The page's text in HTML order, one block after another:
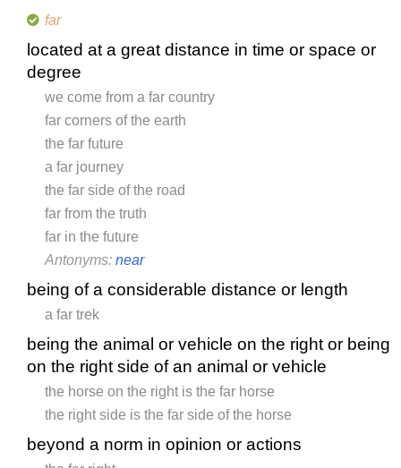
far
located at a great distance in time or space or
degree
we come from a far country
far corners of the earth
the far future
a far journey
the far side of the road
far from the truth
far in the future
Antonyms: near
being of a considerable distance or length
a far trek
being the animal or vehicle on the right or being
on the right side of an animal or vehicle
the horse on the right is the far horse
the right side is the far side of the horse
beyond a norm in opinion or actions